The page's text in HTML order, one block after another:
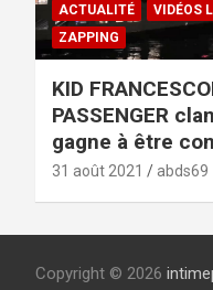
ACTUALITÉ
VIDÉOS
ZAPPING
KID
PASSENGER
gagne à être
31 août 2021 abds69
Copyright © 2026